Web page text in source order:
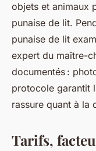
objets et animaux
punaise de lit.
punaise de lit
expert du maître-
documentés :
protocole garantit
rassure quant à la
Tarifs,